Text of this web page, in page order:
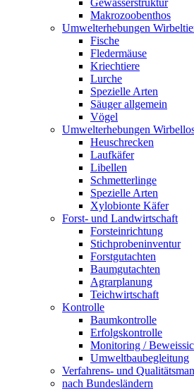
Gewässerstruktur
Makrozoobenthos
Umwelterhebungen
Fische
Fledermäuse
Kriechtiere
Lurche
Spezielle Arten
Säuger allgemein
Vögel
Umwelterhebungen
Heuschrecken
Laufkäfer
Libellen
Schmetterlinge
Spezielle Arten
Xylobionte Käfer
Forst- und Landwirtschaft
Forsteinrichtung
Stichprobeninventur
Forstgutachten
Baumgutachten
Agrarplanung
Teichwirtschaft
Kontrolle
Baumkontrolle
Erfolgskontrolle
Monitoring /
Umweltbaubegleitung
Verfahrens- und
nach Bundesländern